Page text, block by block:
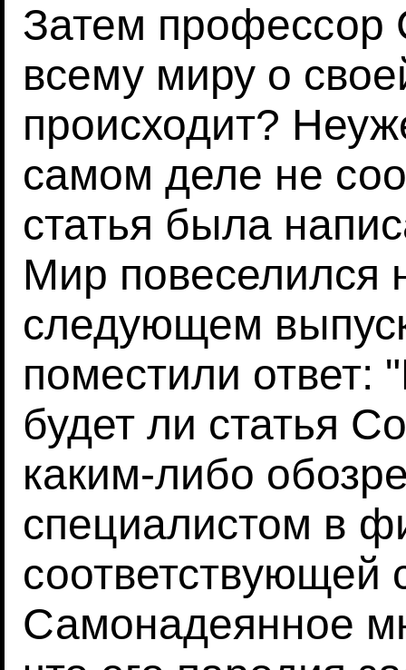
Затем профессор
всему миру о
происходит?
самом деле не
статья была
Мир повеселился
следующем
поместили
будет ли статья
каким-либо
специалистом в
соответствующей
Самонадеянное